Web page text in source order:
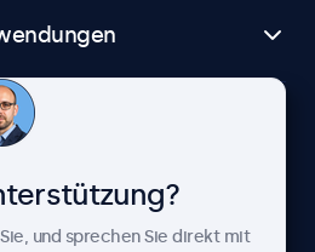
und sprechen Sie direkt mit